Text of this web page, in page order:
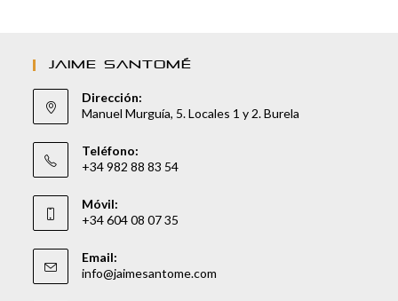
JAIME SANTOMÉ
Dirección:
Manuel Murguía, 5. Locales 1 y 2. Burela
Teléfono:
+34 982 88 83 54
Móvil:
+34 604 08 07 35
Email:
info@jaimesantome.com